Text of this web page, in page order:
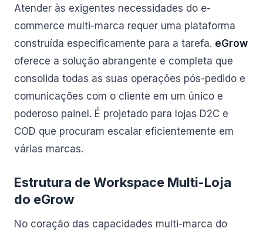
Atender às exigentes necessidades do e-
commerce multi-marca requer uma plataforma
construída especificamente para a tarefa. eGrow
oferece a solução abrangente e completa que
consolida todas as suas operações pós-pedido e
comunicações com o cliente em um único e
poderoso painel. É projetado para lojas D2C e
COD que procuram escalar eficientemente em
várias marcas.
Estrutura de Workspace Multi-Loja
do eGrow
No coração das capacidades multi-marca do